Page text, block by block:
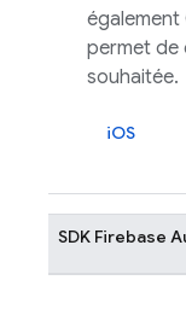
également
permet de
souhaitée.
iOS
SDK Firebase